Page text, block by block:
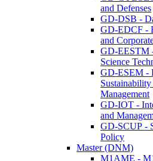
and Defenses
GD-DSB -
GD-EDCF -
and
GD-EESTM
Science
GD-ESEM -
Management
GD-IOT -
and
GD-SCUP -
Policy
Master (DNM)
M1AME -